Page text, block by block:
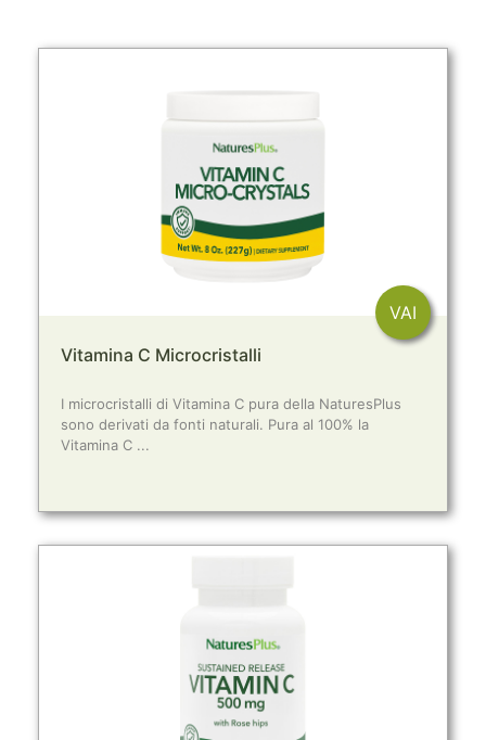
VAI
Vitamina C Microcristalli
I microcristalli di Vitamina C pura della NaturesPlus
sono derivati da fonti naturali. Pura al 100% la
Vitamina C ...